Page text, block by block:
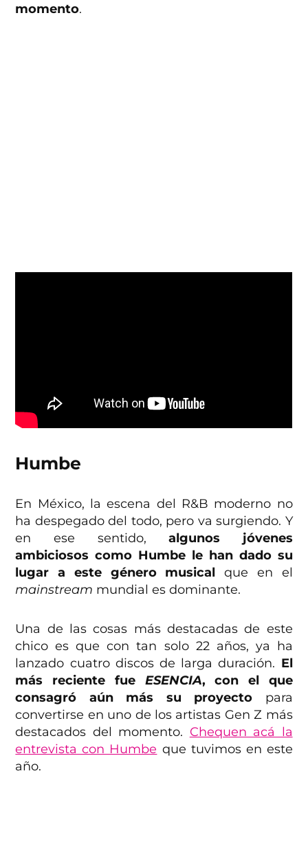
momento.
Humbe
En México, la escena del R&B moderno no
ha despegado del todo, pero va surgiendo. Y
en ese sentido,algunos jóvenes
ambiciosos como Humbe le han dado su
lugar a este género musical que en el
mainstream mundial es dominante.
Una de las cosas más destacadas de este
chico es que con tan solo 22 años, ya ha
lanzado cuatro discos de larga duración. El
más reciente fue ESENCIA, con el que
consagró aún más su proyecto para
convertirse en uno de los artistas Gen Z más
destacados del momento. Chequen acá la
entrevista con Humbe que tuvimos en este
año.